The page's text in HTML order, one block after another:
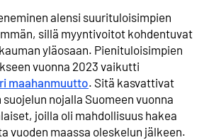
alensi suurituloisimpien
sillä myyntivoitot kohdentuvat
yläosaan. Pienituloisimpien
vuonna 2023 vaikutti
maahanmuutto. Sitä kasvattivat
nojalla Suomeen vuonna
joilla oli mahdollisuus hakea
vuoden maassa oleskelun jälkeen.